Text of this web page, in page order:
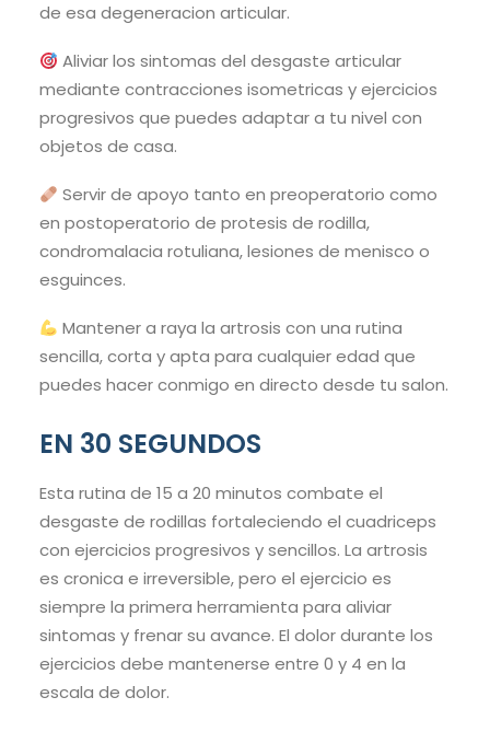
de esa degeneracion articular.
Aliviar los sintomas del desgaste articular
mediante contracciones isometricas y ejercicios
progresivos que puedes adaptar a tu nivel con
objetos de casa.
Servir de apoyo tanto en preoperatorio como
en postoperatorio de protesis de rodilla,
condromalacia rotuliana, lesiones de menisco o
esguinces.
Mantener a raya la artrosis con una rutina
sencilla, corta y apta para cualquier edad que
puedes hacer conmigo en directo desde tu salon.
EN 30 SEGUNDOS
Esta rutina de 15 a 20 minutos combate el
desgaste de rodillas fortaleciendo el cuadriceps
con ejercicios progresivos y sencillos. La artrosis
es cronica e irreversible, pero el ejercicio es
siempre la primera herramienta para aliviar
sintomas y frenar su avance. El dolor durante los
ejercicios debe mantenerse entre 0 y 4 en la
escala de dolor.